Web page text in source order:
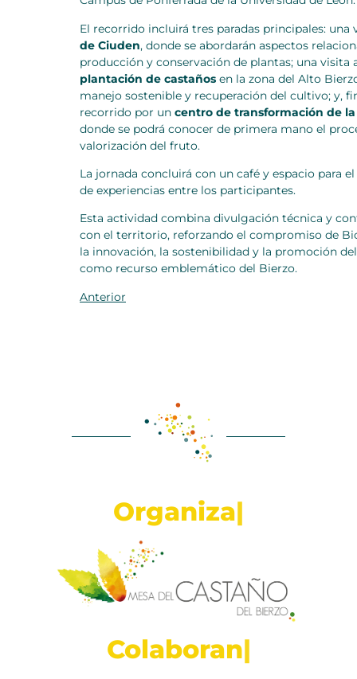
El recorrido incluirá tres paradas principales: una
de Ciuden, donde se abordarán aspectos
producción y conservación de plantas; una visita
plantación de castaños en la zona del Alto
manejo sostenible y recuperación del cultivo; y,
recorrido por un centro de transformación de
donde se podrá conocer de primera mano el
valorización del fruto.
La jornada concluirá con un café y espacio para
de experiencias entre los participantes.
Esta actividad combina divulgación técnica y
con el territorio, reforzando el compromiso de
la innovación, la sostenibilidad y la promoción
como recurso emblemático del Bierzo.
Anterior
Organiza|
Colaboran|